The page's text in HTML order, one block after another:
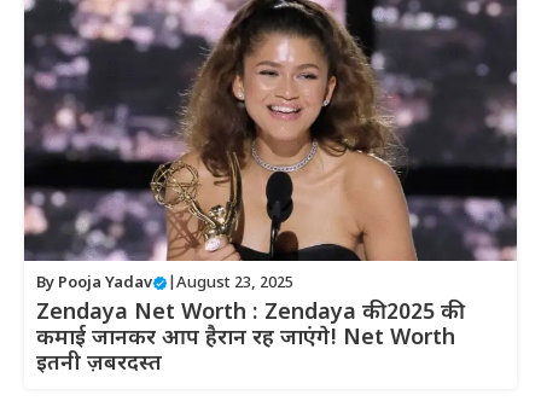
By Pooja Yadav August 23, 2025
Zendaya Net Worth : Zendaya की 2025 की
कमाई जानकर आप हैरान रह जाएंगे! Net Worth
इतनी ज़बरदस्त